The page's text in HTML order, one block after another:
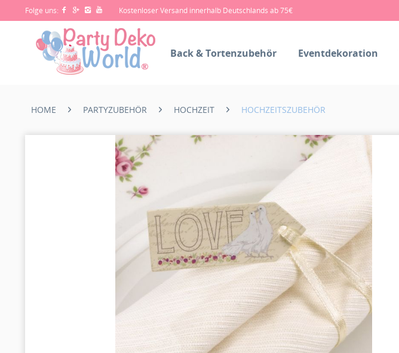
Folge uns: Kostenloser Versand innerhalb Deutschlands ab 75€
Back & Tortenzubehör Eventdekoration
HOME PARTYZUBEHÖR HOCHZEIT HOCHZEITSZUBEHÖR